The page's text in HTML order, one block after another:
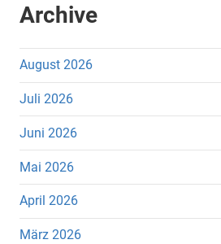
Archive
August 2026
Juli 2026
Juni 2026
Mai 2026
April 2026
März 2026